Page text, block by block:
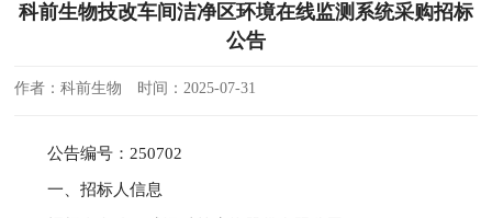
科前生物技改车间洁净区环境在线监测系统采购招标
公告
作者：科前生物 时间：2025-07-31
公告编号：250702
一、招标人信息